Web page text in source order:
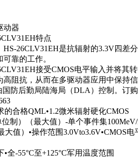
动器
特点
HS-26CLV31EH是抗辐射的3.3V四
靠的工作。
接受CMOS电平输入并将
高阻抗，从而在多驱动器应用中保持
国防后勤局陆海局（DLA）控制。订
的合格QML•1.2微米辐射硬化CMOS
制）（最大值）-单个事件集
大值）•操作范围
全-55°C至+125°C军用温度范围